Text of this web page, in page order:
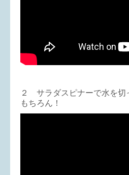
２ サラダスピナーで水を切
もちろん！